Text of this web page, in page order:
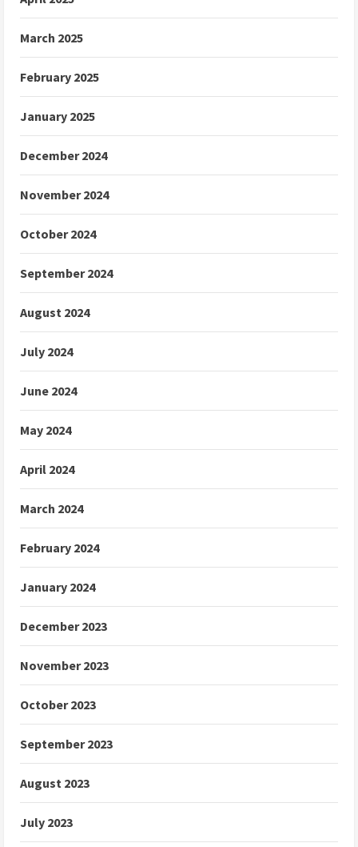
March 2025
February 2025
January 2025
December 2024
November 2024
October 2024
September 2024
August 2024
July 2024
June 2024
May 2024
April 2024
March 2024
February 2024
January 2024
December 2023
November 2023
October 2023
September 2023
August 2023
July 2023